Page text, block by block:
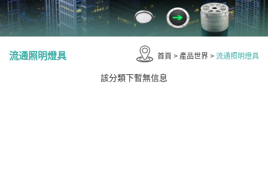
流通照明燈具 首頁 > 產品世界 > 流通照明燈具
該分類下暫無信息